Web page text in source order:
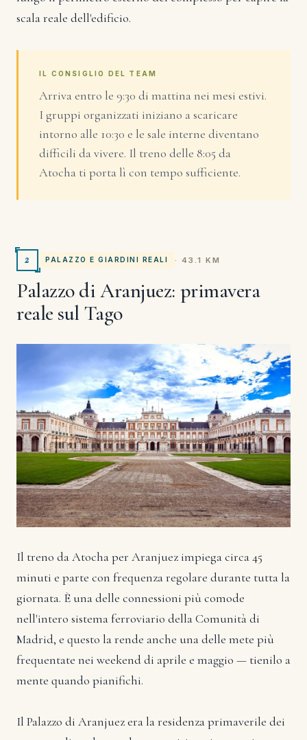
scala reale dell'edificio.
IL CONSIGLIO DEL TEAM
Arriva entro le 9:30 di mattina nei mesi estivi.
I gruppi organizzati iniziano a scaricare
intorno alle 10:30 e le sale interne diventano
difficili da vivere. Il treno delle 8:05 da
Atocha ti porta lì con tempo sufficiente.
2 PALAZZO E GIARDINI REALI · 43.1 KM
Palazzo di Aranjuez: primavera
reale sul Tago
Il treno da Atocha per Aranjuez impiega circa 45
minuti e parte con frequenza regolare durante tutta la
giornata. È una delle connessioni più comode
nell'intero sistema ferroviario della Comunità di
Madrid, e questo la rende anche una delle mete più
frequentate nei weekend di aprile e maggio — tienilo a
mente quando pianifichi.
Il Palazzo di Aranjuez era la residenza primaverile dei